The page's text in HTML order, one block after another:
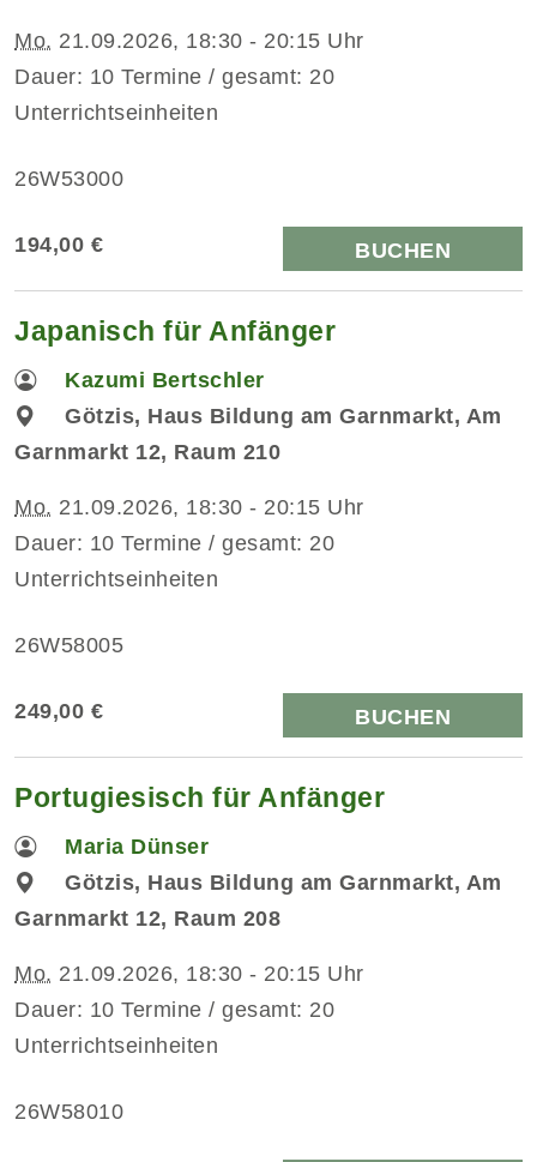
Mo. 21.09.2026, 18:30 - 20:15 Uhr
Dauer: 10 Termine / gesamt: 20
Unterrichtseinheiten
26W53000
194,00 € BUCHEN
Japanisch für Anfänger
Kazumi Bertschler
Götzis, Haus Bildung am Garnmarkt, Am
Garnmarkt 12, Raum 210
Mo. 21.09.2026, 18:30 - 20:15 Uhr
Dauer: 10 Termine / gesamt: 20
Unterrichtseinheiten
26W58005
249,00 € BUCHEN
Portugiesisch für Anfänger
Maria Dünser
Götzis, Haus Bildung am Garnmarkt, Am
Garnmarkt 12, Raum 208
Mo. 21.09.2026, 18:30 - 20:15 Uhr
Dauer: 10 Termine / gesamt: 20
Unterrichtseinheiten
26W58010